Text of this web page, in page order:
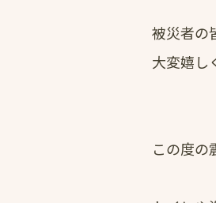
被災者の
大変嬉し
この度の